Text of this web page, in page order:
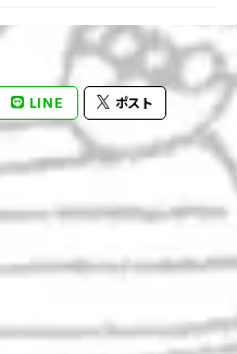
LINE ポスト